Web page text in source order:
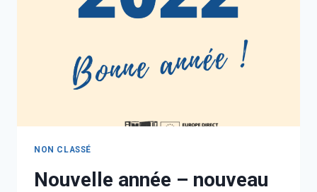
NON CLASSÉ
Nouvelle année – nouveau